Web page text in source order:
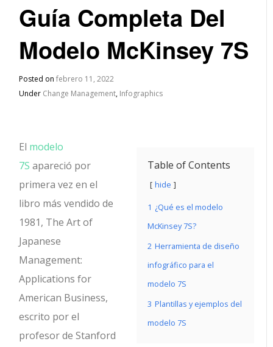
Guía Completa Del
Modelo McKinsey 7S
Posted onfebrero 11, 2022
Under Change Management, Infographics
Table of Contents
hide
1 ¿Qué es el modelo
McKinsey 7S?
2 Herramienta de diseño
infográfico para el
modelo 7S
3 Plantillas y ejemplos del
modelo 7S
El modelo
7S apareció por
primera vez en el
libro más vendido de
1981, The Art of
Japanese
Management:
Applications for
American Business,
escrito por el
profesor de Stanford